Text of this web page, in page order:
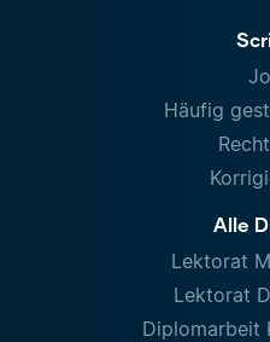
Häufig
Alle
Lektorat
Lektorat
Diplomarbeit